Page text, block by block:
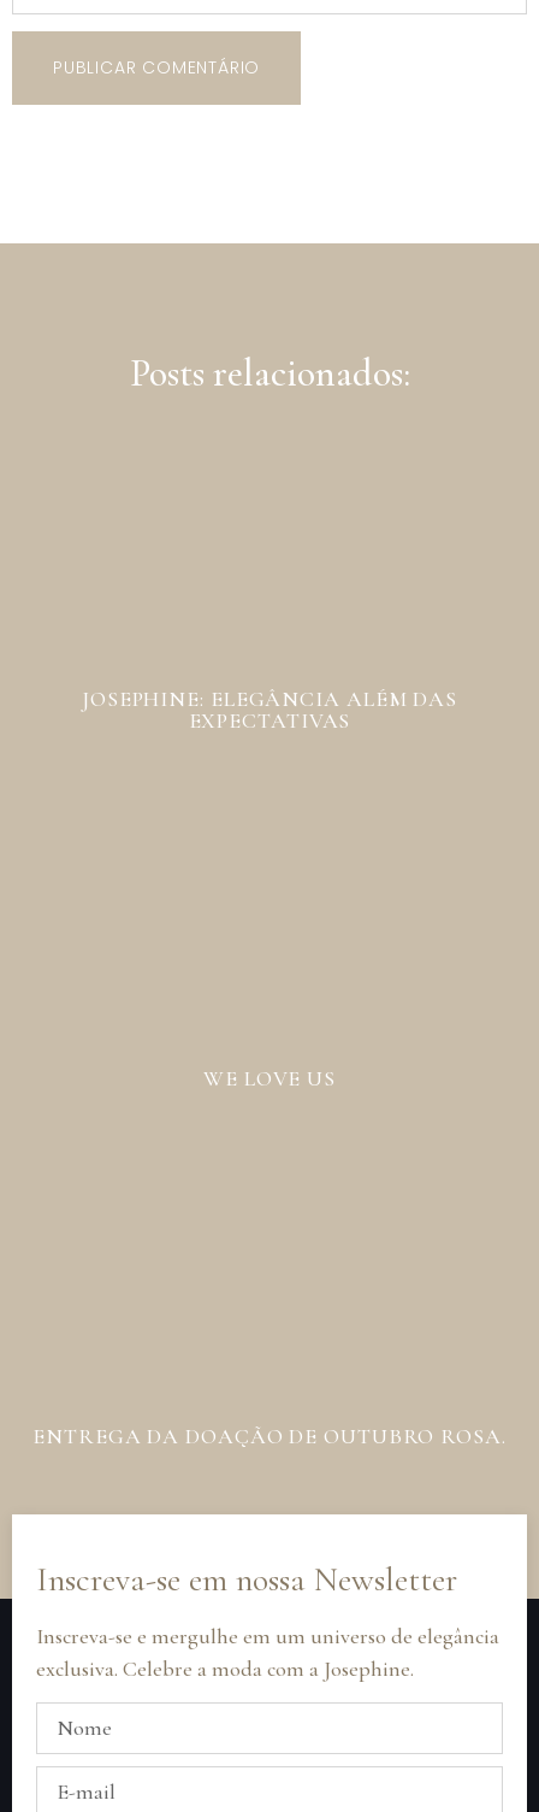
Posts relacionados:
JOSEPHINE: ELEGÂNCIA ALÉM DAS
EXPECTATIVAS
WE LOVE US
ENTREGA DA DOAÇÃO DE OUTUBRO ROSA.
Inscreva-se em nossa Newsletter
Inscreva-se e mergulhe em um universo de elegância
exclusiva. Celebre a moda com a Josephine.